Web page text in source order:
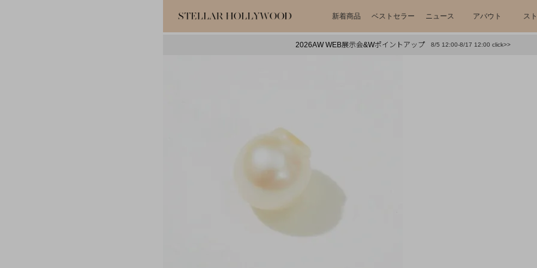
新着商品 ベストセラー ニュース アバウト ス
2026AW WEB展示会&Wポイントアップ 8/5 12:00-8/17 12:00 click>>